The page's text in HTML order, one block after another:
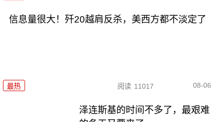
信息量很大！歼20越肩反杀，美西方都不淡定了
最热 阅读 11017 08-06
泽连斯基的时间不多了，最艰难